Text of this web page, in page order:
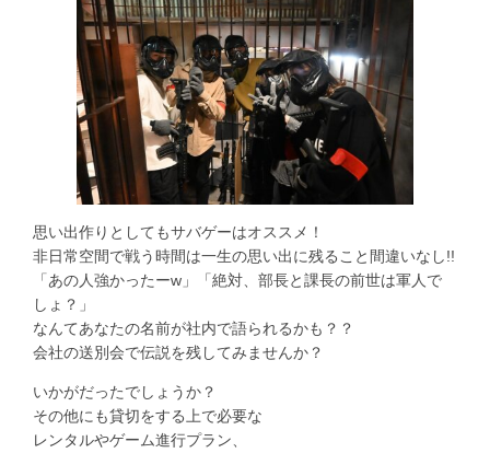
思い出作りとしてもサバゲーはオススメ！
非日常空間で戦う時間は一生の思い出に残ること間違いなし!!
「あの人強かったーw」「絶対、部長と課長の前世は軍人で
しょ？」
なんてあなたの名前が社内で語られるかも？？
会社の送別会で伝説を残してみませんか？
いかがだったでしょうか？
その他にも貸切をする上で必要な
レンタルやゲーム進行プラン、